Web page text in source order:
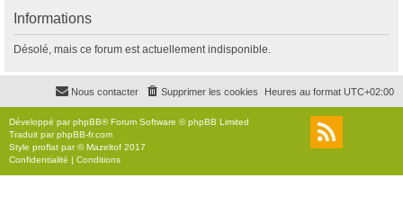
r
c
r
Informations
Désolé, mais ce forum est actuellement indisponible.
Heures au format UTC+02:00
Supprimer les cookies
Nous contacter
Développé parphpBB® Forum Software © phpBB Limited
Traduit parphpBB-fr.com
Style proflat par ©Mazeltof 2017
Confidentialité | Conditions